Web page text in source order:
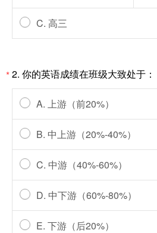
C. 高三
*2. 你的英语成绩在班级大致处于：
A. 上游（前20%）
B. 中上游（20%-40%）
C. 中游（40%-60%）
D. 中下游（60%-80%）
E. 下游（后20%）